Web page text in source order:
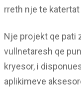
rreth nje te
Nje projekt qe pati
vullnetaresh qe
kryesor, i
aplikimeve